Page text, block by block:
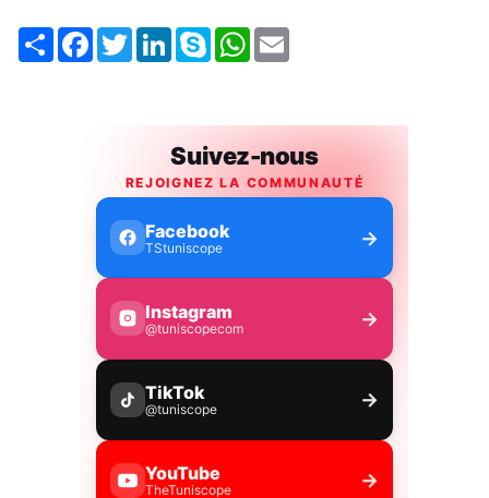
Share FacebookTwitterLinkedInSkype WhatsApp